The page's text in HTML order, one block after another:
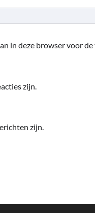
in deze browser voor
zijn.
zijn.